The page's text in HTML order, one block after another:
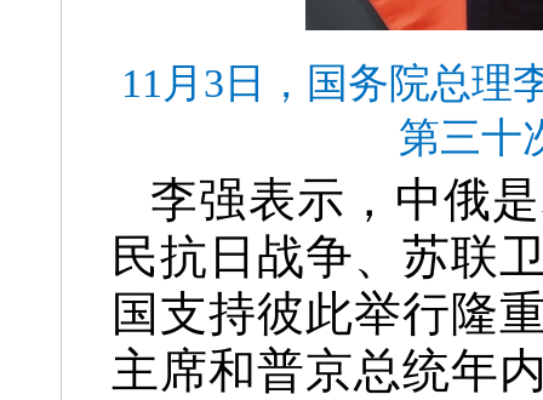
11月3日，国务院总理
第三十
李强表示，中俄
民抗日战争、苏联
国支持彼此举行隆
主席和普京总统年